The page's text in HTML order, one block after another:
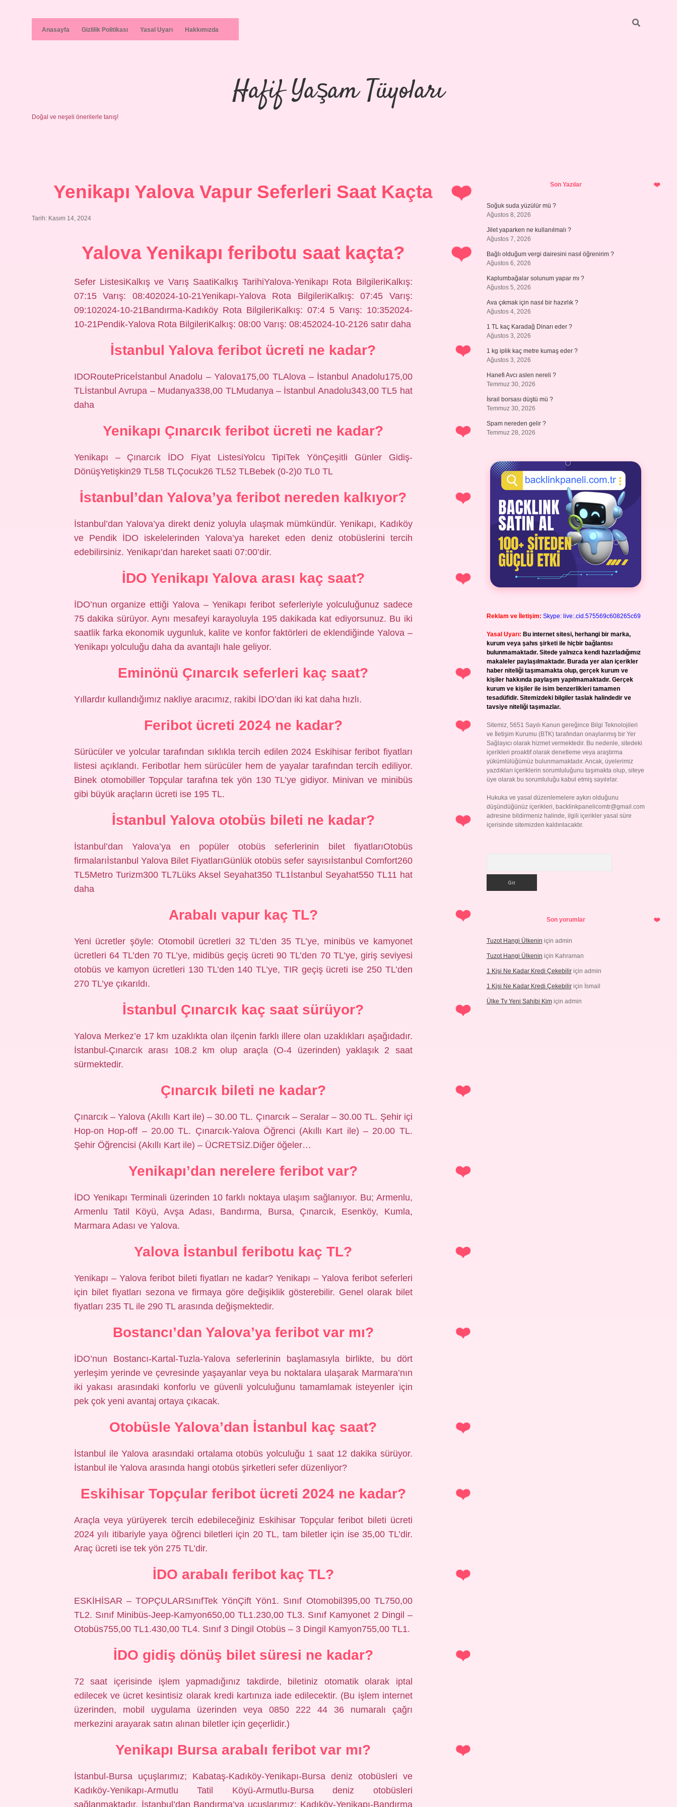
Anasayfa Gizlilik Politikası Yasal Uyarı Hakkımızda
Hafif Yaşam Tüyoları
Doğal ve neşeli önerilerle tanış!
Yenikapı Yalova Vapur Seferleri Saat Kaçta
Tarih: Kasım 14, 2024
Yalova Yenikapı feribotu saat kaçta?
Sefer ListesiKalkış ve Varış SaatiKalkış TarihiYalova-Yenikapı Rota BilgileriKalkış:
07:15 Varış: 08:402024-10-21Yenikapı-Yalova Rota BilgileriKalkış: 07:45 Varış:
09:102024-10-21Bandırma-Kadıköy Rota BilgileriKalkış: 07:4 5 Varış: 10:352024-
10-21Pendik-Yalova Rota BilgileriKalkış: 08:00 Varış: 08:452024-10-2126 satır daha
İstanbul Yalova feribot ücreti ne kadar?
IDORoutePriceİstanbul Anadolu – Yalova175,00 TLAlova – İstanbul Anadolu175,00
TLİstanbul Avrupa – Mudanya338,00 TLMudanya – İstanbul Anadolu343,00 TL5 hat
daha
Yenikapı Çınarcık feribot ücreti ne kadar?
Yenikapı – Çınarcık İDO Fiyat ListesiYolcu TipiTek YönÇeşitli Günler Gidiş-
DönüşYetişkin29 TL58 TLÇocuk26 TL52 TLBebek (0-2)0 TL0 TL
İstanbul’dan Yalova’ya feribot nereden kalkıyor?
İstanbul’dan Yalova’ya direkt deniz yoluyla ulaşmak mümkündür. Yenikapı, Kadıköy
ve Pendik İDO iskelelerinden Yalova’ya hareket eden deniz otobüslerini tercih
edebilirsiniz. Yenikapı’dan hareket saati 07:00’dir.
İDO Yenikapı Yalova arası kaç saat?
İDO’nun organize ettiği Yalova – Yenikapı feribot seferleriyle yolculuğunuz sadece
75 dakika sürüyor. Aynı mesafeyi karayoluyla 195 dakikada kat ediyorsunuz. Bu iki
saatlik farka ekonomik uygunluk, kalite ve konfor faktörleri de eklendiğinde Yalova –
Yenikapı yolculuğu daha da avantajlı hale geliyor.
Eminönü Çınarcık seferleri kaç saat?
Yıllardır kullandığımız nakliye aracımız, rakibi İDO’dan iki kat daha hızlı.
Feribot ücreti 2024 ne kadar?
Sürücüler ve yolcular tarafından sıklıkla tercih edilen 2024 Eskihisar feribot fiyatları
listesi açıklandı. Feribotlar hem sürücüler hem de yayalar tarafından tercih ediliyor.
Binek otomobiller Topçular tarafına tek yön 130 TL’ye gidiyor. Minivan ve minibüs
gibi büyük araçların ücreti ise 195 TL.
İstanbul Yalova otobüs bileti ne kadar?
İstanbul’dan Yalova’ya en popüler otobüs seferlerinin bilet fiyatlarıOtobüs
firmalarıİstanbul Yalova Bilet FiyatlarıGünlük otobüs sefer sayısıİstanbul Comfort260
TL5Metro Turizm300 TL7Lüks Aksel Seyahat350 TL1İstanbul Seyahat550 TL11 hat
daha
Arabalı vapur kaç TL?
Yeni ücretler şöyle: Otomobil ücretleri 32 TL’den 35 TL’ye, minibüs ve kamyonet
ücretleri 64 TL’den 70 TL’ye, midibüs geçiş ücreti 90 TL’den 70 TL’ye, giriş seviyesi
otobüs ve kamyon ücretleri 130 TL’den 140 TL’ye, TIR geçiş ücreti ise 250 TL’den
270 TL’ye çıkarıldı.
İstanbul Çınarcık kaç saat sürüyor?
Yalova Merkez’e 17 km uzaklıkta olan ilçenin farklı illere olan uzaklıkları aşağıdadır.
İstanbul-Çınarcık arası 108.2 km olup araçla (O-4 üzerinden) yaklaşık 2 saat
sürmektedir.
Çınarcık bileti ne kadar?
Çınarcık – Yalova (Akıllı Kart ile) – 30.00 TL. Çınarcık – Seralar – 30.00 TL. Şehir içi
Hop-on Hop-off – 20.00 TL. Çınarcık-Yalova Öğrenci (Akıllı Kart ile) – 20.00 TL.
Şehir Öğrencisi (Akıllı Kart ile) – ÜCRETSİZ.Diğer öğeler…
Yenikapı’dan nerelere feribot var?
İDO Yenikapı Terminali üzerinden 10 farklı noktaya ulaşım sağlanıyor. Bu; Armenlu,
Armenlu Tatil Köyü, Avşa Adası, Bandırma, Bursa, Çınarcık, Esenköy, Kumla,
Marmara Adası ve Yalova.
Yalova İstanbul feribotu kaç TL?
Yenikapı – Yalova feribot bileti fiyatları ne kadar? Yenikapı – Yalova feribot seferleri
için bilet fiyatları sezona ve firmaya göre değişiklik gösterebilir. Genel olarak bilet
fiyatları 235 TL ile 290 TL arasında değişmektedir.
Bostancı’dan Yalova’ya feribot var mı?
İDO’nun Bostancı-Kartal-Tuzla-Yalova seferlerinin başlamasıyla birlikte, bu dört
yerleşim yerinde ve çevresinde yaşayanlar veya bu noktalara ulaşarak Marmara’nın
iki yakası arasındaki konforlu ve güvenli yolculuğunu tamamlamak isteyenler için
pek çok yeni avantaj ortaya çıkacak.
Otobüsle Yalova’dan İstanbul kaç saat?
İstanbul ile Yalova arasındaki ortalama otobüs yolculuğu 1 saat 12 dakika sürüyor.
İstanbul ile Yalova arasında hangi otobüs şirketleri sefer düzenliyor?
Eskihisar Topçular feribot ücreti 2024 ne kadar?
Araçla veya yürüyerek tercih edebileceğiniz Eskihisar Topçular feribot bileti ücreti
2024 yılı itibariyle yaya öğrenci biletleri için 20 TL, tam biletler için ise 35,00 TL’dir.
Araç ücreti ise tek yön 275 TL’dir.
İDO arabalı feribot kaç TL?
ESKİHİSAR – TOPÇULARSınıfTek YönÇift Yön1. Sınıf Otomobil395,00 TL750,00
TL2. Sınıf Minibüs-Jeep-Kamyon650,00 TL1.230,00 TL3. Sınıf Kamyonet 2 Dingil –
Otobüs755,00 TL1.430,00 TL4. Sınıf 3 Dingil Otobüs – 3 Dingil Kamyon755,00 TL1.
İDO gidiş dönüş bilet süresi ne kadar?
72 saat içerisinde işlem yapmadığınız takdirde, biletiniz otomatik olarak iptal
edilecek ve ücret kesintisiz olarak kredi kartınıza iade edilecektir. (Bu işlem internet
üzerinden, mobil uygulama üzerinden veya 0850 222 44 36 numaralı çağrı
merkezini arayarak satın alınan biletler için geçerlidir.)
Yenikapı Bursa arabalı feribot var mı?
İstanbul-Bursa uçuşlarımız; Kabataş-Kadıköy-Yenikapı-Bursa deniz otobüsleri ve
Kadıköy-Yenikapı-Armutlu Tatil Köyü-Armutlu-Bursa deniz otobüsleri
sağlanmaktadır. İstanbul’dan Bandırma’ya uçuşlarımız; Kadıköy-Yenikapı-Bandırma
SidebarSon Yazılar
Soğuk suda yüzülür mü ?
Ağustos 8, 2026
Jilet yaparken ne kullanılmalı ?
Ağustos 7, 2026
Bağlı olduğum vergi dairesini nasıl öğrenirim ?
Ağustos 6, 2026
Kaplumbağalar solunum yapar mı ?
Ağustos 5, 2026
Ava çıkmak için nasıl bir hazırlık ?
Ağustos 4, 2026
1 TL kaç Karadağ Dinarı eder ?
Ağustos 3, 2026
1 kg iplik kaç metre kumaş eder ?
Ağustos 3, 2026
Hanefi Avcı aslen nereli ?
Temmuz 30, 2026
İsrail borsası düştü mü ?
Temmuz 30, 2026
Spam nereden gelir ?
Temmuz 28, 2026
Reklam ve İletişim: Skype: live:.cid.575569c608265c69
Yasal Uyarı: Bu internet sitesi, herhangi bir marka,
kurum veya şahıs şirketi ile hiçbir bağlantısı
bulunmamaktadır. Sitede yalnızca kendi hazırladığımız
makaleler paylaşılmaktadır. Burada yer alan içerikler
haber niteliği taşımamakta olup, gerçek kurum ve
kişiler hakkında paylaşım yapılmamaktadır. Gerçek
kurum ve kişiler ile isim benzerlikleri tamamen
tesadüfidir. Sitemizdeki bilgiler taslak halindedir ve
tavsiye niteliği taşımazlar.
Sitemiz, 5651 Sayılı Kanun gereğince Bilgi Teknolojileri
ve İletişim Kurumu (BTK) tarafından onaylanmış bir Yer
Sağlayıcı olarak hizmet vermektedir. Bu nedenle, sitedeki
içerikleri proaktif olarak denetleme veya araştırma
yükümlülüğümüz bulunmamaktadır. Ancak, üyelerimiz
yazdıkları içeriklerin sorumluluğunu taşımakta olup, siteye
üye olarak bu sorumluluğu kabul etmiş sayılırlar.
Hukuka ve yasal düzenlemelere aykırı olduğunu
düşündüğünüz içerikleri, backlinkpanelicomtr@gmail.com
adresine bildirmeniz halinde, ilgili içerikler yasal süre
içerisinde sitemizden kaldırılacaktır.
Son yorumlar
Tuzot Hangi Ülkenin için admin
Tuzot Hangi Ülkenin için Kahraman
1 Kişi Ne Kadar Kredi Çekebiliriçin admin
1 Kişi Ne Kadar Kredi Çekebiliriçin İsmail
Ülke Tv Yeni Sahibi Kimiçin admin